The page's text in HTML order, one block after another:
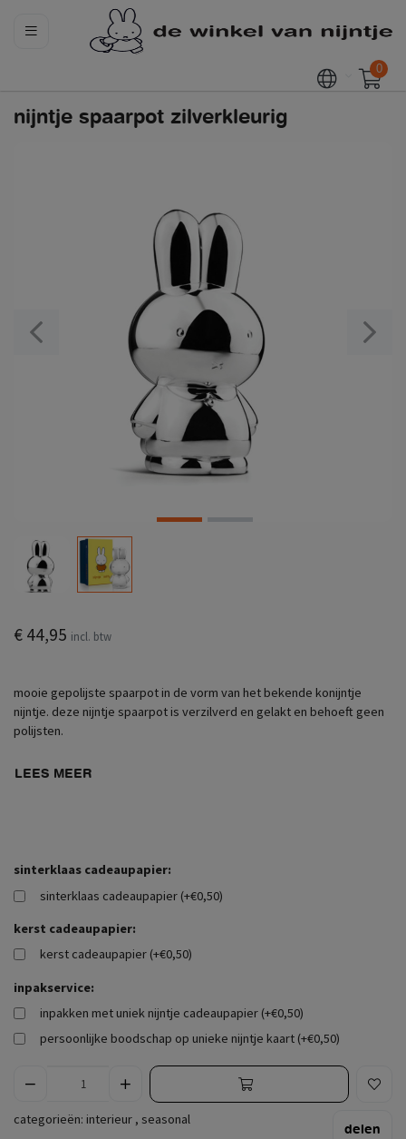
0
nijntje spaarpot zilverkleurig
€ 44,95 incl. btw
mooie gepolijste spaarpot in de vorm van het bekende konijntje
nijntje. deze nijntje spaarpot is verzilverd en gelakt en behoeft geen
polijsten.
LEES MEER
sinterklaas cadeaupapier:
sinterklaas cadeaupapier (+€0,50)
kerst cadeaupapier:
kerst cadeaupapier (+€0,50)
inpakservice:
inpakken met uniek nijntje cadeaupapier (+€0,50)
persoonlijke boodschap op unieke nijntje kaart (+€0,50)
categorieën: interieur , seasonal
delen